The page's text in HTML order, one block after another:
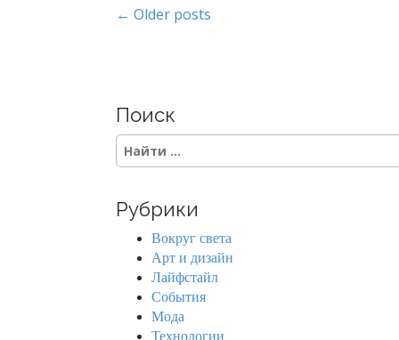
P
t
s
n
a
← Older posts
Поиск
S
e
c
Рубрики
Вокруг света
Арт и дизайн
Лайфстайл
События
Мода
Технологии